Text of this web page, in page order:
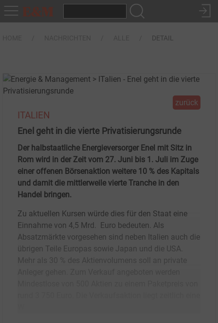
DETAIL
zurück
ITALIEN
Enel geht in die vierte Privatisierungsrunde
Der halbstaatliche Energieversorger Enel mit Sitz in
Rom wird in der Zeit vom 27. Juni bis 1. Juli im Zuge
einer offenen Börsenaktion weitere 10 % des Kapitals
und damit die mittlerweile vierte Tranche in den
Handel bringen.
Zu aktuellen Kursen würde dies für den Staat eine
Einnahme von 4,5 Mrd. Euro bedeuten. Als
Absatzmärkte vorgesehen sind neben Italien auch die
übrigen Teile Europas sowie Japan und die USA.
Mehr als 30 % des Aktienvolumens soll an private